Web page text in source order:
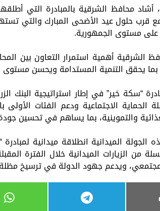
أشاد محافظ الشرقية بالمبادرة التي
مع قرب حلول عيد الأضحى المبارك والتي
على مستوى الجمهورية.
الشرقية أهمية استمرار التعاون بين
بما يحقق التنمية المستدامة ويحسن
“سكة خير” في إطار استراتيجية البنك
الحماية الاجتماعية ودعم الفئات
والتموينية، بما يساهم في تحسين
الجولة الميدانية انطلاقة ميدانية
من الزيارات الميدانية خلال الفترة
ويدعم جهود الدولة في ترسيخ